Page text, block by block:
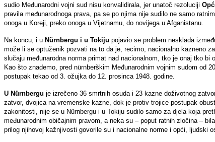
sudio Međunarodni vojni sud nisu konvalidirala, jer unatoč rezoluciji
pravila međunarodnoga prava, pa se po njima nije sudilo ne samo
onoga u Koreji, preko onoga u Vijetnamu, do novijega u Afganistanu.
Na koncu, i u Nürnbergu i u Tokiju pojavio se problem nesklada
može li se optuženik pozvati na to da je, recimo, nacionalno kazneno
slučaju međunarodna norma primat nad nacionalnom, tko je onaj tko
Kao što znademo, pred nürnberškim Međunarodnim vojnim sudom od
postupak tekao od 3. ožujka do 12. prosinca 1948. godine.
U Nürnbergu je izrečeno 36 smrtnih osuda i 23 kazne doživotnog
zatvor, dvojica na vremenske kazne, dok je protiv trojice postupak
zakonitosti, nije se u Nürnbergu i u Tokiju sudilo samo za djela koja
međunarodnim običajnim pravom, a neka su – poput ratnih zločina –
prilog njihovoj kažnjivosti govorile su i nacionalne norme i opći, ljudski